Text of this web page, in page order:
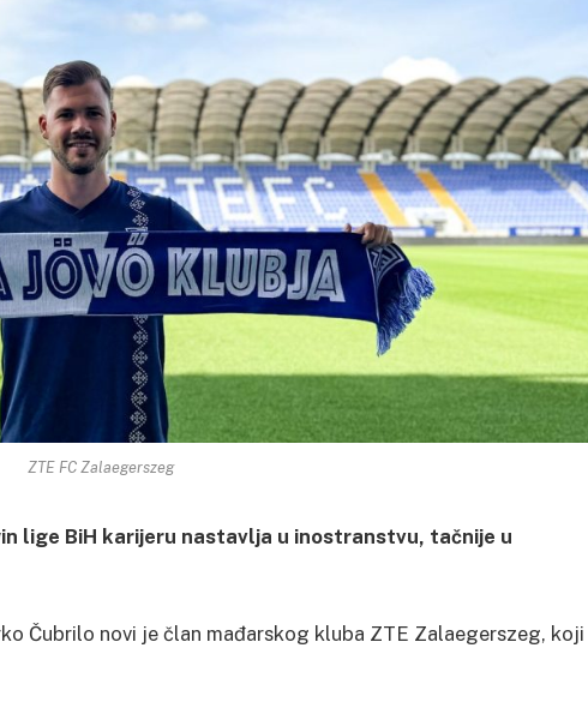
ZTE FC Zalaegerszeg
lige BiH karijeru nastavlja u inostranstvu, tačnije u
Čubrilo novi je član mađarskog kluba ZTE Zalaegerszeg, koji